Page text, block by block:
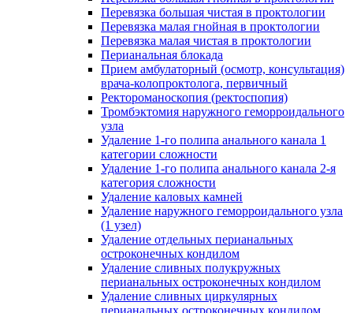
Перевязка большая чистая в проктологии
Перевязка малая гнойная в проктологии
Перевязка малая чистая в проктологии
Перианальная блокада
Прием амбулаторный (осмотр, консультация)
врача-колопроктолога, первичный
Ректороманоскопия (ректоспопия)
Тромбэктомия наружного геморроидального
узла
Удаление 1-го полипа анального канала 1
категории сложности
Удаление 1-го полипа анального канала 2-я
категория сложности
Удаление каловых камней
Удаление наружного геморроидального узла
(1 узел)
Удаление отдельных перианальных
остроконечных кондилом
Удаление сливных полукружных
перианальных остроконечных кондилом
Удаление сливных циркулярных
перианальных остроконечных кондилом